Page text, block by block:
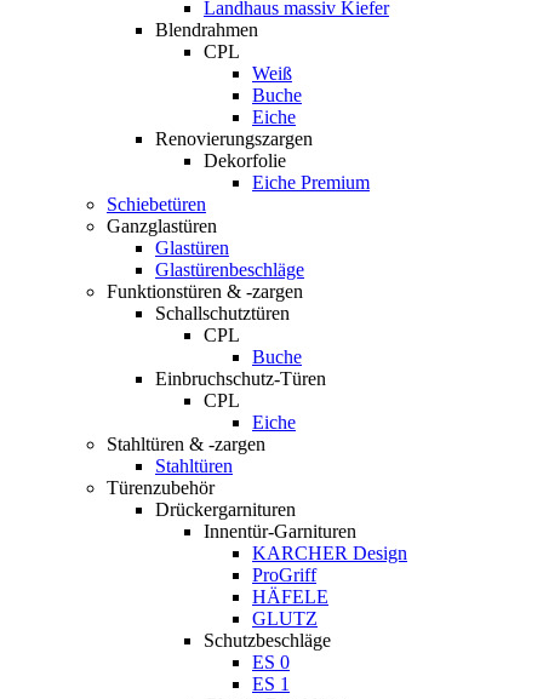
Landhaus massiv Kiefer
Blendrahmen
CPL
Weiß
Buche
Eiche
Renovierungszargen
Dekorfolie
Eiche Premium
Schiebetüren
Ganzglastüren
Glastüren
Glastürenbeschläge
Funktionstüren & -zargen
Schallschutztüren
CPL
Buche
Einbruchschutz-Türen
CPL
Eiche
Stahltüren & -zargen
Stahltüren
Türenzubehör
Drückergarnituren
Innentür-Garnituren
KARCHER Design
ProGriff
HÄFELE
GLUTZ
Schutzbeschläge
ES 0
ES 1